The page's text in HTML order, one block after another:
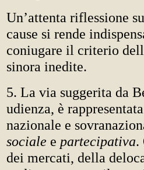
Un’attenta riflessione
cause si rende
coniugare il criterio
sinora inedite.
5. La via suggerita da
udienza, è
nazionale e
sociale e partecipativa.
dei mercati, della